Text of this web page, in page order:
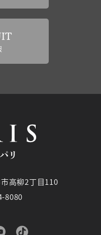
高柳2丁目110
8080